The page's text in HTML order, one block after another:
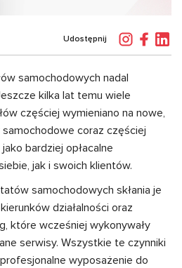
Udostępnij
samochodowych nadal
kilka lat temu wiele
częściej wymieniano na nowe,
coraz częściej
bardziej opłacalne
jak i swoich klientów.
samochodowych skłania je
działalności oraz
które wcześniej wykonywały
serwisy. Wszystkie te czynniki
wyposażenie do